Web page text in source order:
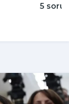
5